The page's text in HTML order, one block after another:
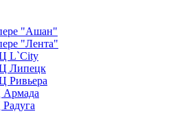
"Ашан"
"Лента"
L`City
Липецк
Ривьера
Армада